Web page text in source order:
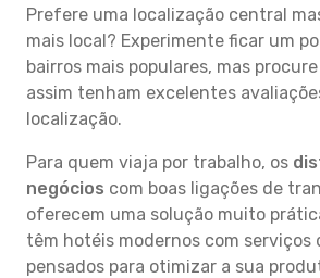
Prefere uma localização central
mais local? Experimente ficar um
bairros mais populares, mas
assim tenham excelentes
localização.
Para quem viaja por trabalho, os
negócios com boas ligações de
oferecem uma solução muito
têm hotéis modernos com serviços
pensados para otimizar a sua